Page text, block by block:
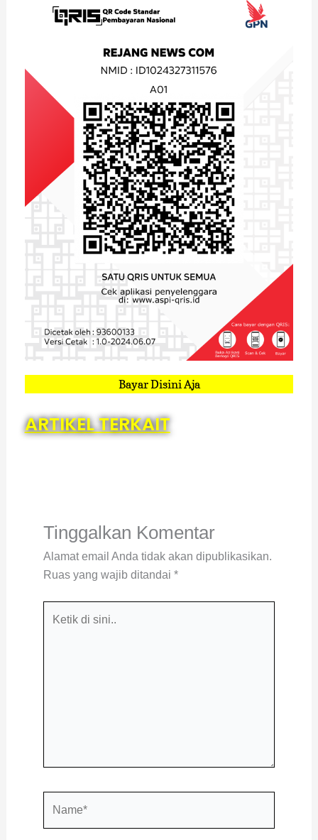
Bayar Disini Aja
ARTIKEL TERKAIT
Tinggalkan Komentar
Alamat email Anda tidak akan dipublikasikan.
Ruas yang wajib ditandai *